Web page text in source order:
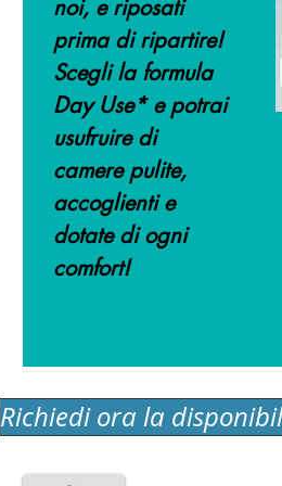
noi, e riposati
prima di ripartire!
Scegli la formula
Day Use* e potrai
usufruire di
camere pulite,
accoglienti e
dotate di ogni
comfort!
Richiedi ora la